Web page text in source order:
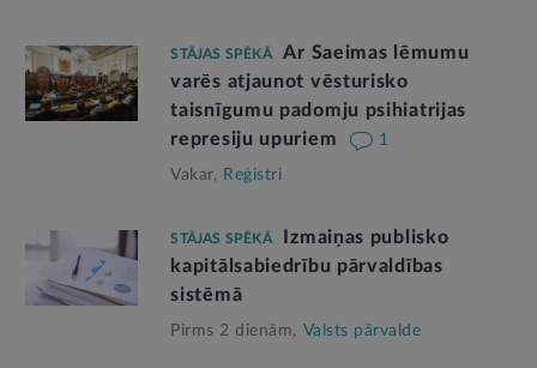
STĀJAS SPĒKĀ
Ar Saeimas lēmumu
varēs atjaunot vēsturisko
taisnīgumu padomju psihiatrijas
represiju upuriem
1
Vakar, Reģistri
STĀJAS SPĒKĀ
Izmaiņas publisko
kapitālsabiedrību pārvaldības
sistēmā
Pirms 2 dienām, Valsts pārvalde